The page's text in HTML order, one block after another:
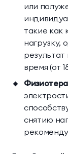
или
такие как
нагрузку,
время (от
снятию